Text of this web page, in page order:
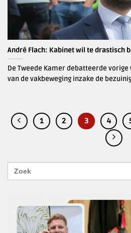
André Flach: Kabinet wil te drastisch
De Tweede Kamer debatteerde
van de vakbeweging inzake de
1 2 3 4
Zoek
naar: